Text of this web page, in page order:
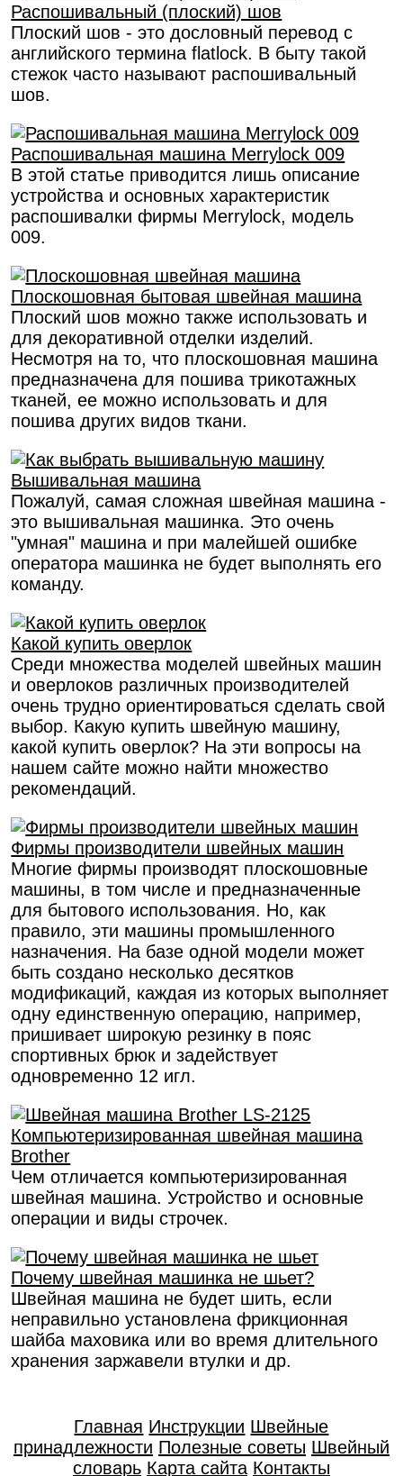
Распошивальный (плоский) шов
Плоский шов - это дословный перевод с
английского термина flatlock. В быту такой
стежок часто называют распошивальный
шов.
Распошивальная машина Merrylock 009
В этой статье приводится лишь описание
устройства и основных характеристик
распошивалки фирмы Merrylock, модель
009.
Плоскошовная бытовая швейная машина
Плоский шов можно также использовать и
для декоративной отделки изделий.
Несмотря на то, что плоскошовная машина
предназначена для пошива трикотажных
тканей, ее можно использовать и для
пошива других видов ткани.
Вышивальная машина
Пожалуй, самая сложная швейная машина -
это вышивальная машинка. Это очень
"умная" машина и при малейшей ошибке
оператора машинка не будет выполнять его
команду.
Какой купить оверлок
Среди множества моделей швейных машин
и оверлоков различных производителей
очень трудно ориентироваться сделать свой
выбор. Какую купить швейную машину,
какой купить оверлок? На эти вопросы на
нашем сайте можно найти множество
рекомендаций.
Фирмы производители швейных машин
Многие фирмы производят плоскошовные
машины, в том числе и предназначенные
для бытового использования. Но, как
правило, эти машины промышленного
назначения. На базе одной модели может
быть создано несколько десятков
модификаций, каждая из которых выполняет
одну единственную операцию, например,
пришивает широкую резинку в пояс
спортивных брюк и задействует
одновременно 12 игл.
Компьютеризированная швейная машина
Brother
Чем отличается компьютеризированная
швейная машина. Устройство и основные
операции и виды строчек.
Почему швейная машинка не шьет?
Швейная машина не будет шить, если
неправильно установлена фрикционная
шайба маховика или во время длительного
хранения заржавели втулки и др.
Главная Инструкции Швейные
принадлежности Полезные советы Швейный
словарь Карта сайта Контакты